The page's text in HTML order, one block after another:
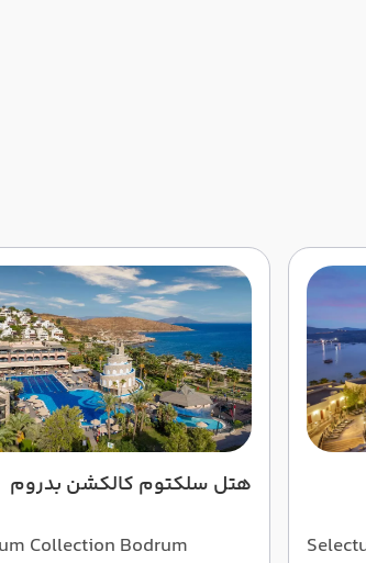
هتل سلکتوم کالکشن بدروم
Collection Bodrum